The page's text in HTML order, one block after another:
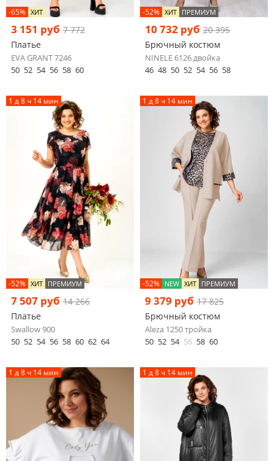
-65% ХИТ
3 151 руб 7 772
Платье
EVA GRANT 7246
50 52 54 56 58 60
-52% ХИТ ПРЕМИУМ
10 732 руб 20 395
Брючный костюм
NINELE 6126 двойка
46 48 50 52 54 56 58
1 д 8 ч 14 мин
-52% ХИТ ПРЕМИУМ
7 507 руб 14 266
Платье
Swallow 900
50 52 54 56 58 60 62 64
1 д 8 ч 14 мин
-52% NEW ХИТ ПРЕМИУМ
9 379 руб 17 825
Брючный костюм
Aleza 1250 тройка
50 52 54 56 58 60
1 д 8 ч 14 мин 1 д 8 ч 14 мин